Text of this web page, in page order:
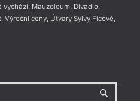
vychází, Mauzoleum, Divadlo,
, Výroční ceny, Útvary Sylvy Ficové,